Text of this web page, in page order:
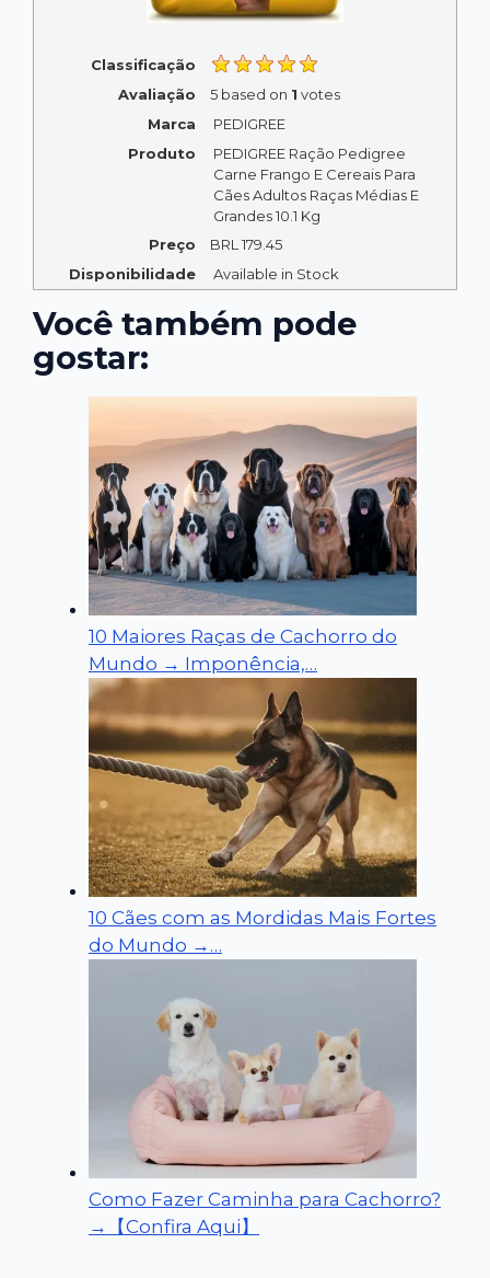
Classificação
Avaliação
5based on 1 votes
Marca
PEDIGREE
Produto
PEDIGREE Ração Pedigree
Carne Frango E Cereais Para
Cães Adultos Raças Médias E
Grandes 10.1 Kg
Preço
BRL179.45
Disponibilidade
Available in Stock
Você também pode
gostar:
10 Maiores Raças de Cachorro do
Mundo → Imponência,…
10 Cães com as Mordidas Mais Fortes
do Mundo →…
Como Fazer Caminha para Cachorro?
→【Confira Aqui】